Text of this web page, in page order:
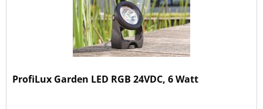
ProfiLux Garden LED RGB 24VDC, 6 Watt